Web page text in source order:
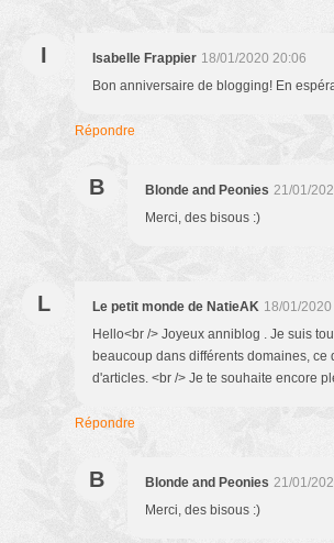
I Isabelle Frappier 18/01/2020 20:06
Bon anniversaire de blogging! En
Répondre
B Blonde and Peonies 21/01/
Merci, des bisous :)
L Le petit monde de NatieAK 18/01/
Hello<br /> Joyeux anniblog . Je suis
beaucoup dans différents domaines,
d'articles. <br /> Je te souhaite encore
Répondre
B Blonde and Peonies 21/01/
Merci, des bisous :)